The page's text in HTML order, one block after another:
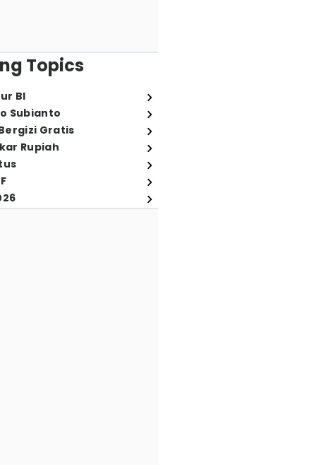
Topics
BI
Subianto
Gratis
Rupiah